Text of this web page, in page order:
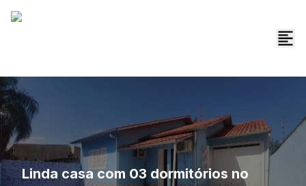
Linda casa com 03 dormitórios no